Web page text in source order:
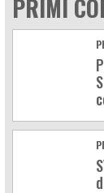
PRIMI